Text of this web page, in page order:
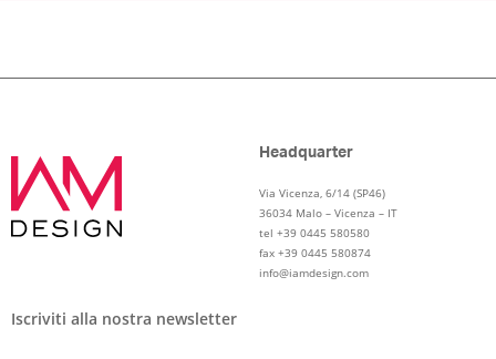
Headquarter
Via Vicenza, 6/14 (SP46)
36034 Malo – Vicenza – IT
tel +39 0445 580580
fax +39 0445 580874
info@iamdesign.com
Iscriviti alla nostra newsletter